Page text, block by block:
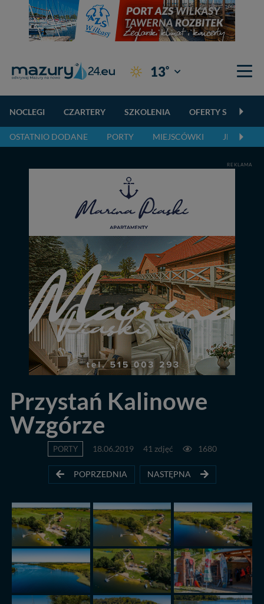
13° Giżycko
NOCLEGI CZARTERY SZKOLENIA OFERTY
OSTATNIO DODANE PORTY MIEJSCÓWKI JEZIORA,
REKLAMA
Przystań Kalinowe
Wzgórze
PORTY 18.06.2019 41 zdjęć 1680
POPRZEDNIA NASTĘPNA